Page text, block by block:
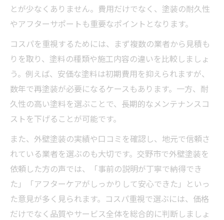
とが少なくありません。費用だけでなく、塗装の耐久性
やアフターサポートも重要なポイントとなります。
コスパを重視するためには、まず複数の業者から見積も
りを取り、塗料の種類や施工内容の違いを比較しましょ
う。例えば、安価な塗料は初期費用を抑えられますが、
数年で再塗装が必要になるケースもあります。一方、耐
久性の高い塗料を選ぶことで、長期的なメンテナンスコ
ストを下げることが可能です。
また、外壁塗装の実績や口コミを確認し、地元で信頼さ
れている業者を選ぶのも大切です。交野市で外壁塗装を
依頼した方の声では、「事前の説明が丁寧で納得でき
た」「アフターケアがしっかりして安心できた」といっ
た意見が多く見られます。コスパ重視で選ぶには、価格
だけでなく品質やサービス全体を総合的に判断しましょ